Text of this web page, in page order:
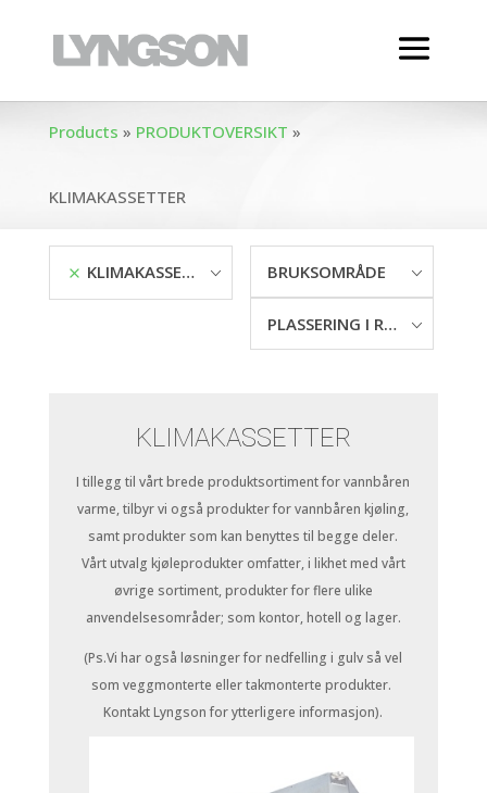
Products » PRODUKTOVERSIKT »
KLIMAKASSETTER
KLIMAKASSETTER PRODUKTOVERSIKT
BRUKSOMRÅDE
PLASSERING I ROMMET
KLIMAKASSETTER
I tillegg til vårt brede produktsortiment for vannbåren
varme, tilbyr vi også produkter for vannbåren kjøling,
samt produkter som kan benyttes til begge deler.
Vårt utvalg kjøleprodukter omfatter, i likhet med vårt
øvrige sortiment, produkter for flere ulike
anvendelsesområder; som kontor, hotell og lager.
(Ps.Vi har også løsninger for nedfelling i gulv så vel
som veggmonterte eller takmonterte produkter.
Kontakt Lyngson for ytterligere informasjon).